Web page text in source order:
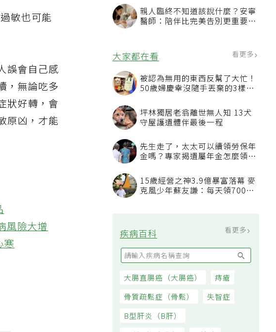
親人臨終不知道該說什麼？安寧
醫師：陪伴比完美告別更重要，
大家都在看
被認為無用的東西反幫了大忙！
50歲婦慶幸沒隨手丟棄的3樣物
坪林獨居老翁離世無人知 13犬
守屋護遺體伴最後一程
先生走了，太太可以續領勞保年
看順位還要看資格
15歲經營之神3.9億暴富落幕 麥
疾病百科
敏也可能
誤會自己感
，無論吃多
狀好轉，會
原凶，才能
風險大增
寒